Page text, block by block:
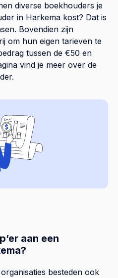
diverse boekhouders je
in Harkema kost? Dat is
Bovendien zijn
om hun eigen tarieven te
tussen de €50 en
vind je meer over de
aan een
besteden ook